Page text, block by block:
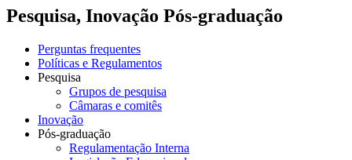
Pesquisa, Inovação Pós-graduação
Perguntas frequentes
Políticas e Regulamentos
Pesquisa
Grupos de pesquisa
Câmaras e comitês
Inovação
Pós-graduação
Regulamentação Interna